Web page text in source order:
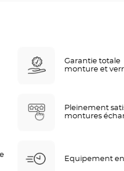
Garantie totale
monture et
Pleinement
montures
Equipement en